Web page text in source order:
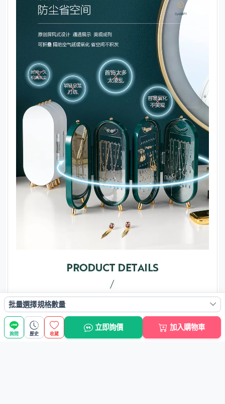
批量選擇規格數量
詢問 歷史 收藏
立即詢價 加入購物車